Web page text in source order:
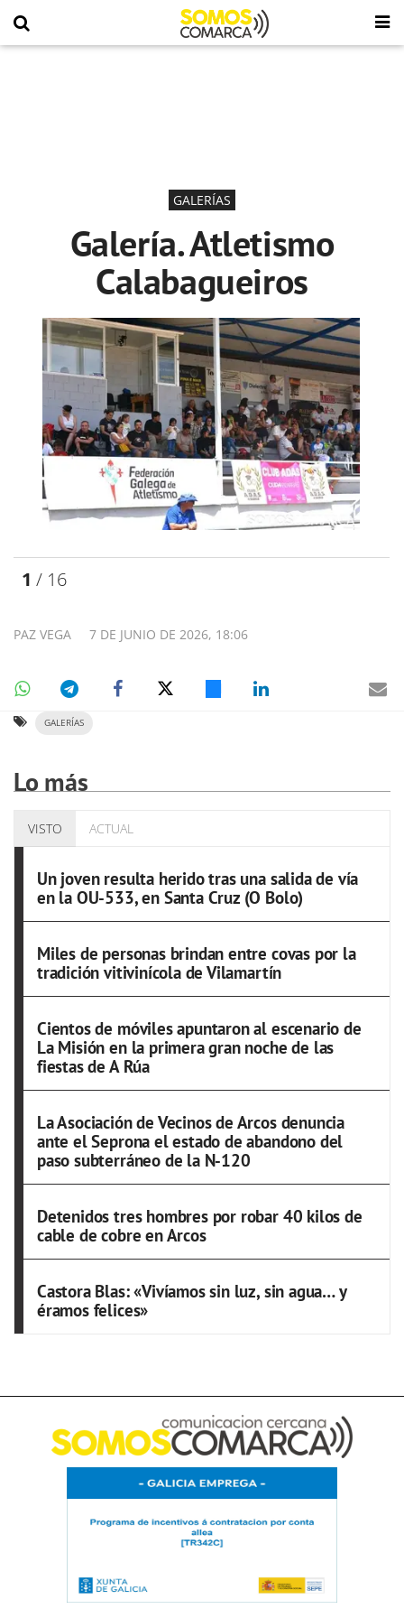
GALERÍAS
Galería. Atletismo
Calabagueiros
1 / 16
7 DE JUNIO DE 2026, 18:06
PAZ VEGA
GALERÍAS
Lo más
VISTO ACTUAL
Un joven resulta herido tras una salida de vía
en la OU-533, en Santa Cruz (O Bolo)
Miles de personas brindan entre covas por la
tradición vitivinícola de Vilamartín
Cientos de móviles apuntaron al escenario de
La Misión en la primera gran noche de las
fiestas de A Rúa
La Asociación de Vecinos de Arcos denuncia
ante el Seprona el estado de abandono del
paso subterráneo de la N-120
Detenidos tres hombres por robar 40 kilos de
cable de cobre en Arcos
Castora Blas: «Vivíamos sin luz, sin agua… y
éramos felices»